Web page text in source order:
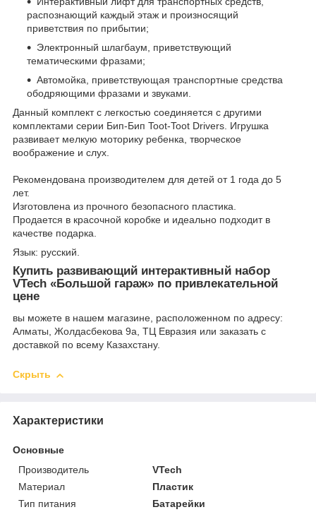
распознающий каждый этаж и произносящий
приветствия по прибытии;
Электронный шлагбаум, приветствующий
тематическими фразами;
Автомойка, приветствующая транспортные средства
ободряющими фразами и звуками.
Данный комплект с легкостью соединяется с другими
комплектами серии Бип-Бип Toot-Toot Drivers. Игрушка
развивает мелкую моторику ребенка, творческое
воображение и слух.
Рекомендована производителем для детей от 1 года до 5
лет.
Изготовлена из прочного безопасного пластика.
Продается в красочной коробке и идеально подходит в
качестве подарка.
Язык: русский.
Купить развивающий интерактивный набор
VTech «Большой гараж» по привлекательной
цене
вы можете в нашем магазине, расположенном по адресу:
Алматы, Жолдасбекова 9а, ТЦ Евразия или заказать с
доставкой по всему Казахстану.
Скрыть
Характеристики
Основные
Производитель
VTech
Материал
Пластик
Тип питания
Батарейки